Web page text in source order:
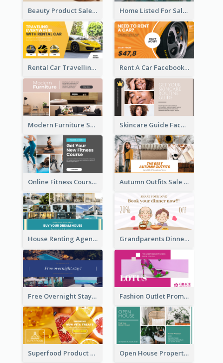
Beauty Product Sale Facebook Ad Home Listed For Sale Facebook Ad
Rental Car Travelling Facebook Ad Rent A Car Facebook Ad
Modern Furniture Shop Facebook Ad Skincare Guide Facebook Ad
Online Fitness Course Facebook Ad Autumn Outfits Sale Facebook Ad
House Renting Agency Facebook Ad Grandparents Dinner Discount Facebook Ad
Free Overnight Stay Hotel Promotion Facebook Ad Fashion Outlet Promote Facebook Ad
Superfood Product Discount Facebook Ad Open House Property Invitation Facebook Ad